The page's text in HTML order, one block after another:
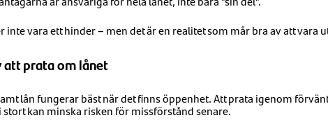
inte vara ett hinder – men det är en realitet som mår bra av att vara
att prata om lånet
lån fungerar bäst när det finns öppenhet. Att prata igenom
kan minska risken för missförstånd senare.